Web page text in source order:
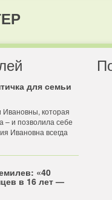
для семьи
которая
– и позволила себе
Ивановна всегда
«40
в 16 лет —